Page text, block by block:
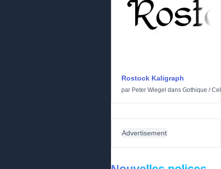
Rostock Kaligraph
par Peter Wiegel dans Gothique /
Advertisement